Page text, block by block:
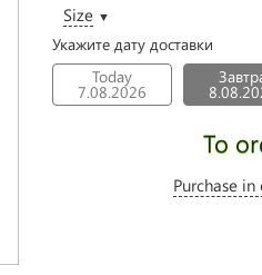
Size ▼
Укажите дату доставки
Today
7.08.2026
To
Purchase